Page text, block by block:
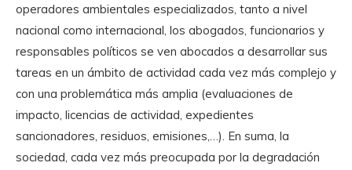
operadores ambientales especializados, tanto a nivel
nacional como internacional, los abogados, funcionarios y
responsables políticos se ven abocados a desarrollar sus
tareas en un ámbito de actividad cada vez más complejo y
con una problemática más amplia (evaluaciones de
impacto, licencias de actividad, expedientes
sancionadores, residuos, emisiones,…). En suma, la
sociedad, cada vez más preocupada por la degradación